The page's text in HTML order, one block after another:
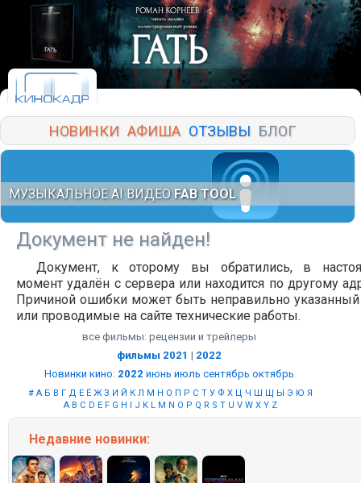
НОВИНКИ АФИША ОТЗЫВЫ БЛОГ
МУЗЫКАЛЬНОЕ AI ВИДЕО FAB TOOL
Документ не найден!
Документ, к оторому вы обратились, в
момент удалён с сервера или находится по другому
Причиной ошибки может быть неправильно указанный
или проводимые на сайте технические работы.
все фильмы: рецензии и трейлеры
фильмы 2021 | 2022
Новинки кино: 2022 июнь июль сентябрь октябрь
# А Б В Г Д Е Ё Ж З И Й К Л М Н О П Р С Т У Ф Х Ц Ч Ш Щ Ы Э Ю Я
A B C D E F G H I J K L M N O P Q R S T U V W X Y Z
Недавние новинки: